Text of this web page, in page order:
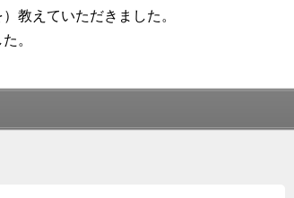
教えていただきました。
。